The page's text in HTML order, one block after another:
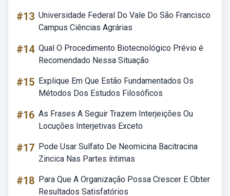
#13 Universidade Federal Do Vale Do São Francisco
Campus Ciências Agrárias
#14 Qual O Procedimento Biotecnológico Prévio é
Recomendado Nessa Situação
#15 Explique Em Que Estão Fundamentados Os
Métodos Dos Estudos Filosóficos
#16 As Frases A Seguir Trazem Interjeições Ou
Locuções Interjetivas Exceto
#17 Pode Usar Sulfato De Neomicina Bacitracina
Zincica Nas Partes íntimas
#18 Para Que A Organização Possa Crescer E Obter
Resultados Satisfatórios